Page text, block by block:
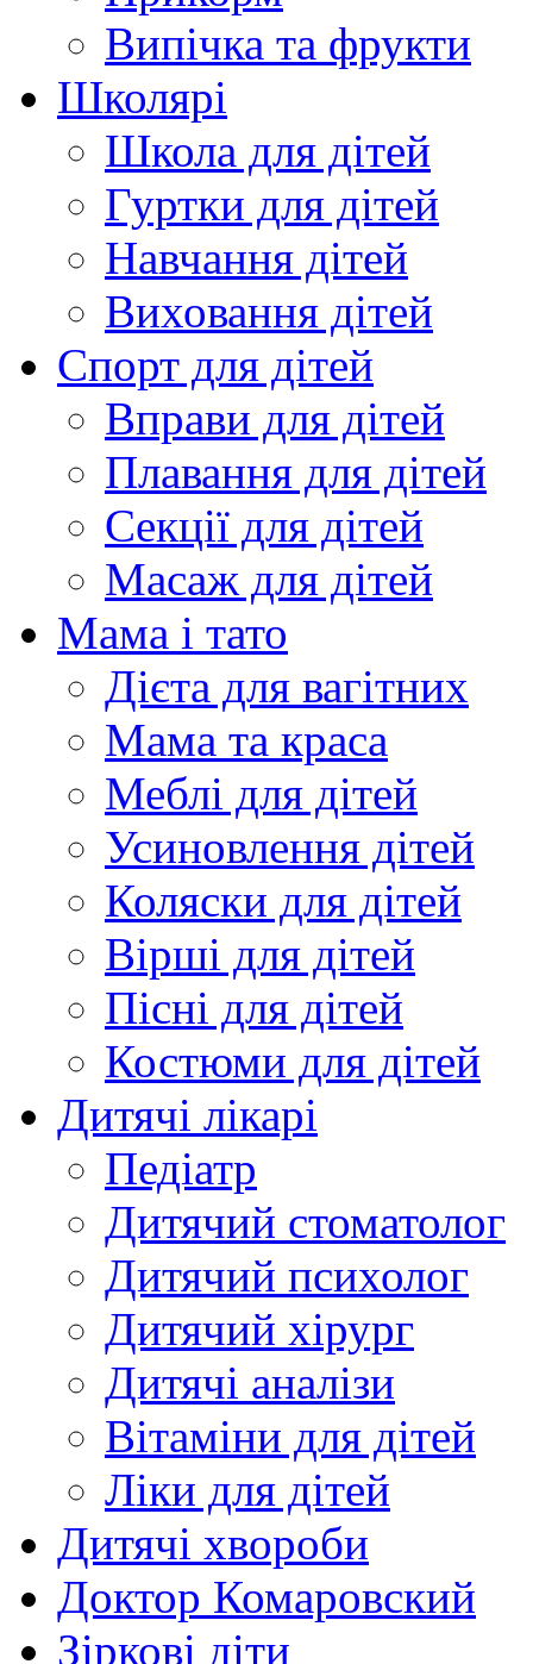
Випічка та фрукти
Школярі
Школа для дітей
Гуртки для дітей
Навчання дітей
Виховання дітей
Спорт для дітей
Вправи для дітей
Плавання для дітей
Секції для дітей
Масаж для дітей
Мама і тато
Дієта для вагітних
Мама та краса
Меблі для дітей
Усиновлення дітей
Коляски для дітей
Вірші для дітей
Пісні для дітей
Костюми для дітей
Дитячі лікарі
Педіатр
Дитячий стоматолог
Дитячий психолог
Дитячий хірург
Дитячі аналізи
Вітаміни для дітей
Ліки для дітей
Дитячі хвороби
Доктор Комаровский
Зіркові діти